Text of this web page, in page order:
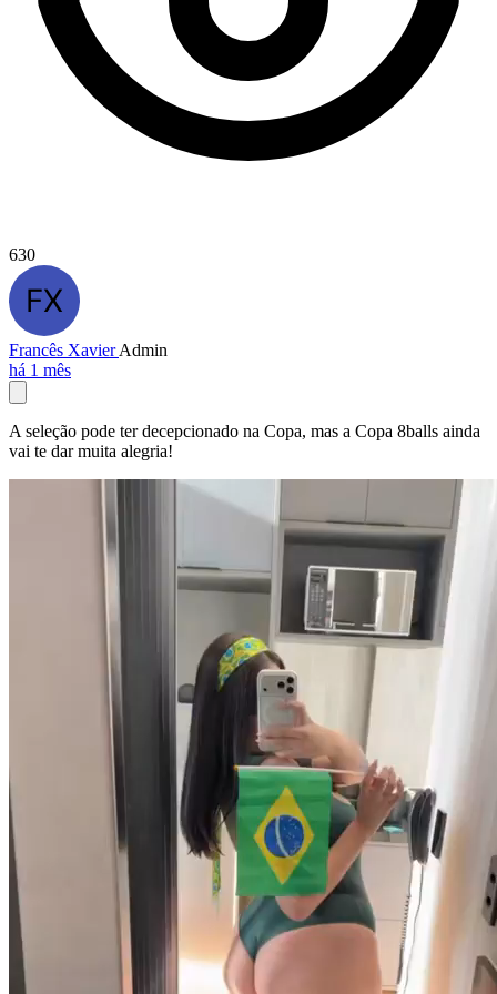
630
Francês XavierAdmin
há 1 mês
A seleção pode ter decepcionado na Copa, mas a Copa 8balls ainda
vai te dar muita alegria!